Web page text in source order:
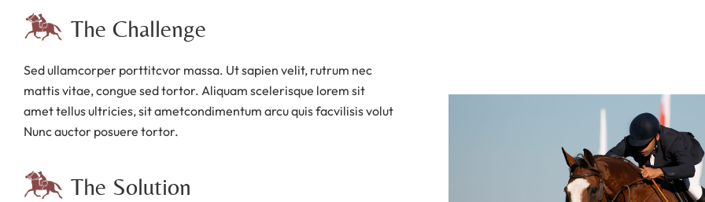
The Challenge
Sed ullamcorper porttitcvor massa. Ut sapien velit, rutrum nec
mattis vitae, congue sed tortor. Aliquam scelerisque lorem sit
amet tellus ultricies, sit ametcondimentum arcu quis facvilisis volut
Nunc auctor posuere tortor.
The Solution